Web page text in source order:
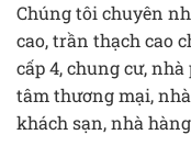
Chúng tôi chuyên
cao, trần thạch cao
cấp 4, chung cư,
tâm thương mại,
khách sạn, nhà